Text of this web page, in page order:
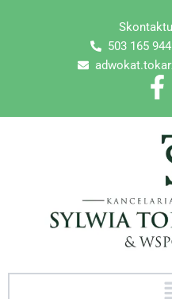
503 165 944